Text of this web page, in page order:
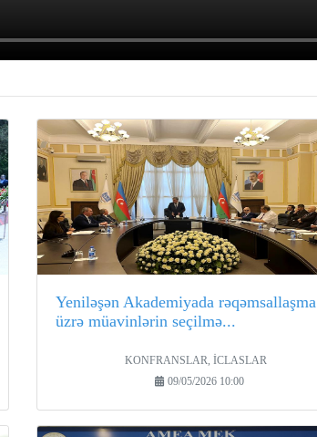
Yeniləşən Akademiyada rəqəmsallaşma
üzrə müavinlərin seçilmə...
KONFRANSLAR, İCLASLAR
09/05/2026 10:00